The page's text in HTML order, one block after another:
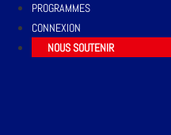
PROGRAMMES
CONNEXION
NOUS SOUTENIR